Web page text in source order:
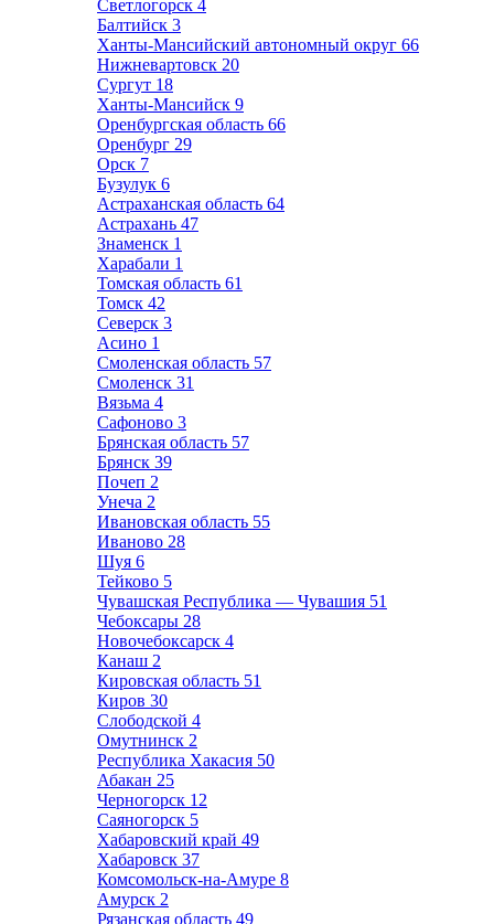
Светлогорск 4
Балтийск 3
Ханты-Мансийский автономный округ 66
Нижневартовск 20
Сургут 18
Ханты-Мансийск 9
Оренбургская область 66
Оренбург 29
Орск 7
Бузулук 6
Астраханская область 64
Астрахань 47
Знаменск 1
Харабали 1
Томская область 61
Томск 42
Северск 3
Асино 1
Смоленская область 57
Смоленск 31
Вязьма 4
Сафоново 3
Брянская область 57
Брянск 39
Почеп 2
Унеча 2
Ивановская область 55
Иваново 28
Шуя 6
Тейково 5
Чувашская Республика — Чувашия 51
Чебоксары 28
Новочебоксарск 4
Канаш 2
Кировская область 51
Киров 30
Слободской 4
Омутнинск 2
Республика Хакасия 50
Абакан 25
Черногорск 12
Саяногорск 5
Хабаровский край 49
Хабаровск 37
Комсомольск-на-Амуре 8
Амурск 2
Рязанская область 49